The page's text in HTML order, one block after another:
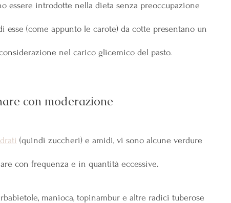
essere introdotte nella dieta senza preoccupazione
(come appunto le carote) da cotte presentano un
nel carico glicemico del pasto.
con moderazione
(quindi zuccheri) e amidi, vi sono alcune verdure
con frequenza e in quantità eccessive.
manioca, topinambur e altre radici tuberose